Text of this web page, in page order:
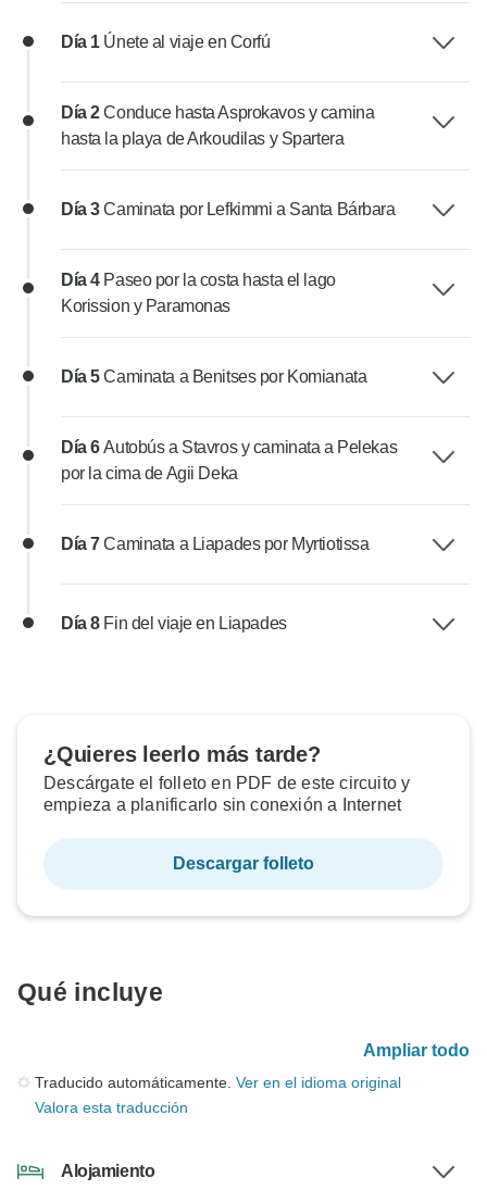
Día 1 Únete al viaje en Corfú
Día 2Conduce hasta Asprokavos y camina
hasta la playa de Arkoudilas y Spartera
Día 3Caminata por Lefkimmi a Santa Bárbara
Día 4 Paseo por la costa hasta el lago
Korission y Paramonas
Día 5Caminata a Benitses por Komianata
Día 6Autobús a Stavros y caminata a Pelekas
por la cima de Agii Deka
Día 7Caminata a Liapades por Myrtiotissa
Día 8 Fin del viaje en Liapades
¿Quieres leerlo más tarde?
Descárgate el folleto en PDF de este circuito y
empieza a planificarlo sin conexión a Internet
Descargar folleto
Qué incluye
Ampliar todo
Traducido automáticamente. Ver en el idioma original
Valora esta traducción
Alojamiento